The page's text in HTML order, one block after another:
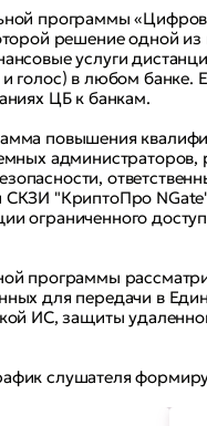
программы
решение одной
услуги
голос) в любом банке.
ЦБ к банкам.
повышения
"КриптоПро
ограниченного
программы
для передачи в
ИС, защиты
слушателя